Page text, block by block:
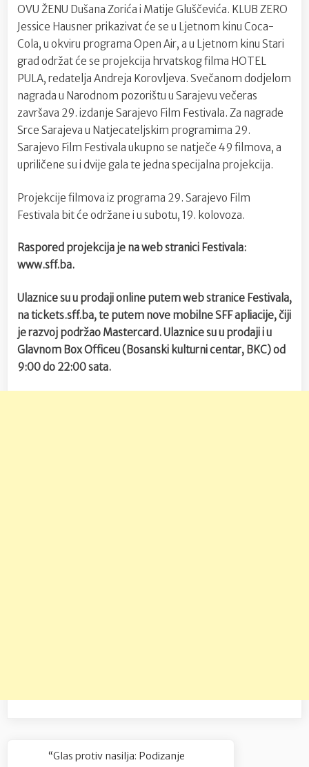
OVU ŽENU Dušana Zorića i Matije Gluščevića. KLUB ZERO
Jessice Hausner prikazivat će se u Ljetnom kinu Coca-
Cola, u okviru programa Open Air, a u Ljetnom kinu Stari
grad održat će se projekcija hrvatskog filma HOTEL
PULA, redatelja Andreja Korovljeva. Svečanom dodjelom
nagrada u Narodnom pozorištu u Sarajevu večeras
završava 29. izdanje Sarajevo Film Festivala. Za nagrade
Srce Sarajeva u Natjecateljskim programima 29.
Sarajevo Film Festivala ukupno se natječe 49 filmova, a
upriličene su i dvije gala te jedna specijalna projekcija.
Projekcije filmova iz programa 29. Sarajevo Film
Festivala bit će održane i u subotu, 19. kolovoza.
Raspored projekcija je na web stranici Festivala:
www.sff.ba.
Ulaznice su u prodaji online putem web stranice Festivala,
na tickets.sff.ba, te putem nove mobilne SFF apliacije, čiji
je razvoj podržao Mastercard. Ulaznice su u prodaji i u
Glavnom Box Officeu (Bosanski kulturni centar, BKC) od
9:00 do 22:00 sata.
Navigacija
Previous
“Glas protiv nasilja: Podizanje